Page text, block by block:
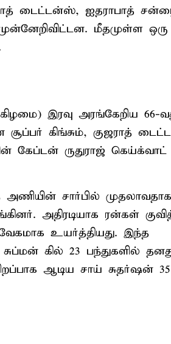
டைட்டன்ஸ், ஐதராபாத்
மீதமுள்ள ஒரு
இரவு அரங்கேறிய 66-
கிங்சும், குஜராத்
ருதுராஜ் கெய்க்வாட்
சார்பில்
அதிரடியாக ரன்கள்
உயர்த்தியது. இந்த
கில் 23 பந்துகளில்
ஆடிய சாய் சுதர்ஷன் 35